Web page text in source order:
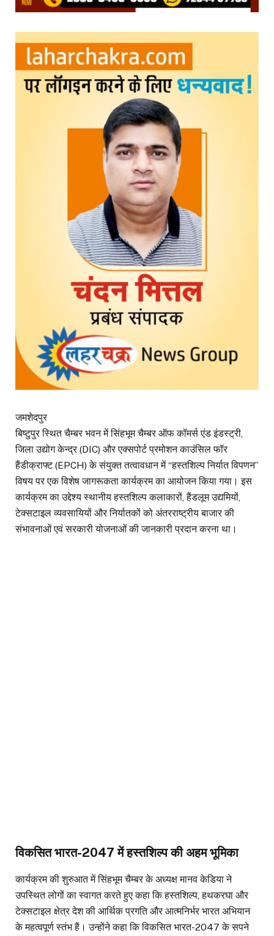
जमशेदपुर
बिष्टुपुर स्थित चैम्बर भवन में सिंहभूम चैम्बर ऑफ कॉमर्स एंड इंडस्ट्री,
जिला उद्योग केन्द्र (DIC) और एक्सपोर्ट प्रमोशन काउंसिल फॉर
हैंडीक्राफ्ट (EPCH) के संयुक्त तत्वावधान में “हस्तशिल्प निर्यात विपणन”
विषय पर एक विशेष जागरूकता कार्यक्रम का आयोजन किया गया। इस
कार्यक्रम का उद्देश्य स्थानीय हस्तशिल्प कलाकारों, हैंडलूम उद्यमियों,
टेक्सटाइल व्यवसायियों और निर्यातकों को अंतरराष्ट्रीय बाजार की
संभावनाओं एवं सरकारी योजनाओं की जानकारी प्रदान करना था।
विकसित भारत-2047 में हस्तशिल्प की अहम भूमिका
कार्यक्रम की शुरुआत में सिंहभूम चैम्बर के अध्यक्ष मानव केडिया ने
उपस्थित लोगों का स्वागत करते हुए कहा कि हस्तशिल्प, हथकरघा और
टेक्सटाइल क्षेत्र देश की आर्थिक प्रगति और आत्मनिर्भर भारत अभियान
के महत्वपूर्ण स्तंभ हैं। उन्होंने कहा कि विकसित भारत-2047 के सपने